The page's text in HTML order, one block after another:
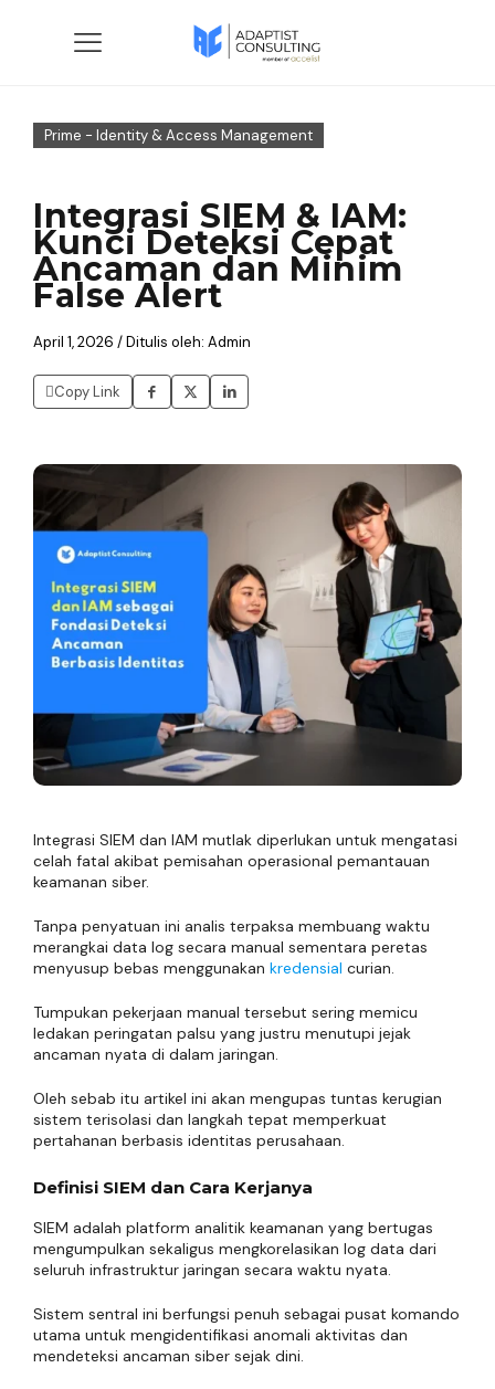
Prime - Identity & Access Management
Integrasi SIEM & IAM:
Kunci Deteksi Cepat
Ancaman dan Minim
False Alert
April 1, 2026 / Ditulis oleh: Admin
Copy Link
Integrasi SIEM dan IAM mutlak diperlukan untuk mengatasi
celah fatal akibat pemisahan operasional pemantauan
keamanan siber.
Tanpa penyatuan ini analis terpaksa membuang waktu
merangkai data log secara manual sementara peretas
menyusup bebas menggunakan kredensial curian.
Tumpukan pekerjaan manual tersebut sering memicu
ledakan peringatan palsu yang justru menutupi jejak
ancaman nyata di dalam jaringan.
Oleh sebab itu artikel ini akan mengupas tuntas kerugian
sistem terisolasi dan langkah tepat memperkuat
pertahanan berbasis identitas perusahaan.
Definisi SIEM dan Cara Kerjanya
SIEM adalah platform analitik keamanan yang bertugas
mengumpulkan sekaligus mengkorelasikan log data dari
seluruh infrastruktur jaringan secara waktu nyata.
Sistem sentral ini berfungsi penuh sebagai pusat komando
utama untuk mengidentifikasi anomali aktivitas dan
mendeteksi ancaman siber sejak dini.